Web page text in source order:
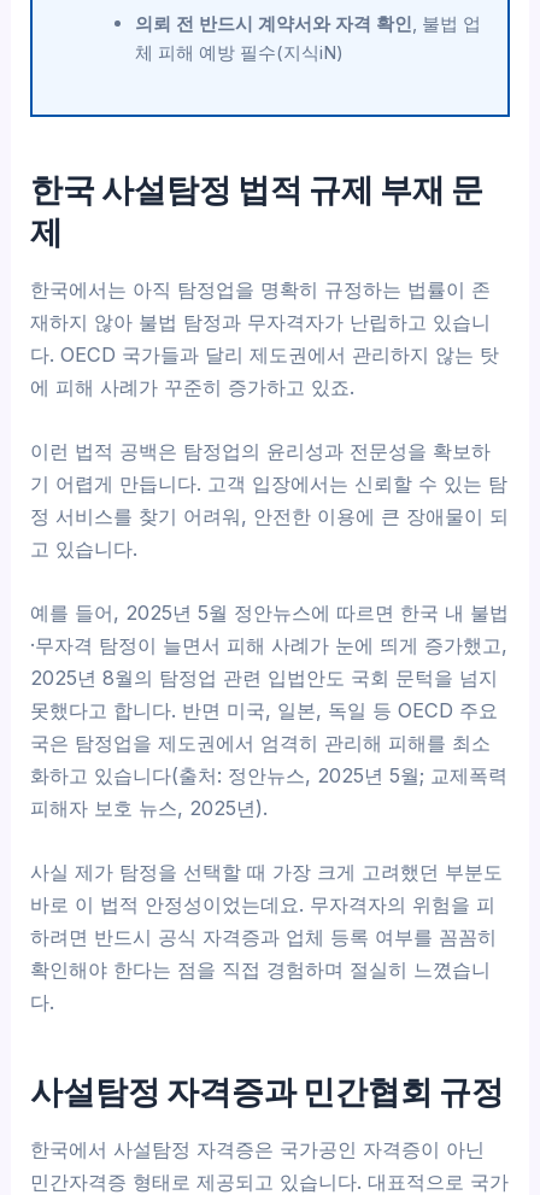
의뢰 전 반드시 계약서와 자격 확인, 불법 업
체 피해 예방 필수(지식iN)
한국 사설탐정 법적 규제 부재 문
제
한국에서는 아직 탐정업을 명확히 규정하는 법률이 존
재하지 않아 불법 탐정과 무자격자가 난립하고 있습니
다. OECD 국가들과 달리 제도권에서 관리하지 않는 탓
에 피해 사례가 꾸준히 증가하고 있죠.
이런 법적 공백은 탐정업의 윤리성과 전문성을 확보하
기 어렵게 만듭니다. 고객 입장에서는 신뢰할 수 있는 탐
정 서비스를 찾기 어려워, 안전한 이용에 큰 장애물이 되
고 있습니다.
예를 들어, 2025년 5월 정안뉴스에 따르면 한국 내 불법
·무자격 탐정이 늘면서 피해 사례가 눈에 띄게 증가했고,
2025년 8월의 탐정업 관련 입법안도 국회 문턱을 넘지
못했다고 합니다. 반면 미국, 일본, 독일 등 OECD 주요
국은 탐정업을 제도권에서 엄격히 관리해 피해를 최소
화하고 있습니다(출처: 정안뉴스, 2025년 5월; 교제폭력
피해자 보호 뉴스, 2025년).
사실 제가 탐정을 선택할 때 가장 크게 고려했던 부분도
바로 이 법적 안정성이었는데요. 무자격자의 위험을 피
하려면 반드시 공식 자격증과 업체 등록 여부를 꼼꼼히
확인해야 한다는 점을 직접 경험하며 절실히 느꼈습니
다.
사설탐정 자격증과 민간협회 규정
한국에서 사설탐정 자격증은 국가공인 자격증이 아닌
민간자격증 형태로 제공되고 있습니다. 대표적으로 국가